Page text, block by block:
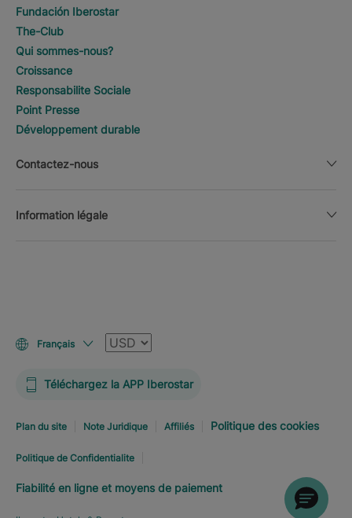
Fundación Iberostar
The-Club
Qui sommes-nous?
Croissance
Responsabilite Sociale
Point Presse
Développement durable
Contactez-nous
Information légale
Français Devise
Téléchargez la APP Iberostar
Plan du site Note Juridique Affiliés Politique des cookies
Politique de Confidentialite
Fiabilité en ligne et moyens de paiement